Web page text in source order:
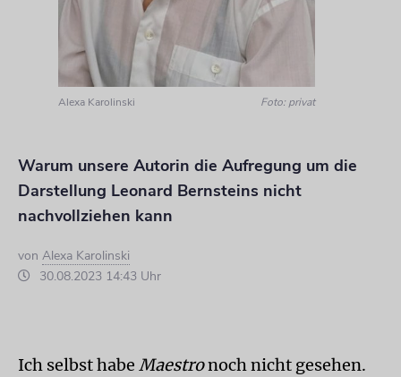
Alexa Karolinski Foto: privat
Warum unsere Autorin die Aufregung um die
Darstellung Leonard Bernsteins nicht
nachvollziehen kann
von Alexa Karolinski
30.08.2023 14:43 Uhr
Ich selbst habe Maestronoch nicht gesehen.